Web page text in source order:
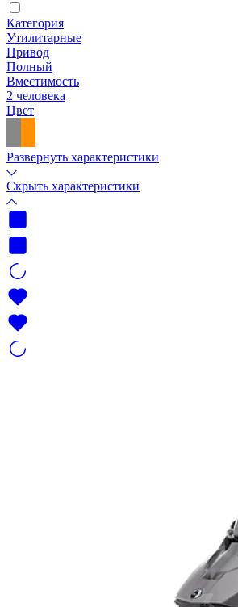
Категория
Утилитарные
Привод
Полный
Вместимость
2 человека
Цвет
Развернуть характеристики
Скрыть характеристики